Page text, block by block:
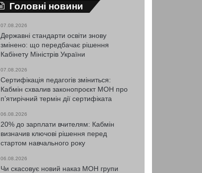
Головні новини
07.08.2026
Державні стандарти освіти знову
змінено: що передбачає рішення
Кабінету Міністрів України
07.08.2026
Сертифікація педагогів зміниться:
Кабмін схвалив законопроєкт МОН про
п’ятирічний термін дії сертифіката
06.08.2026
20% до зарплати вчителям: Кабмін
визначив ключові рішення перед
стартом навчального року
06.08.2026
Чи скасовує новий наказ МОН групи